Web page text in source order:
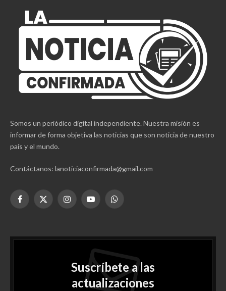
Somos un periódico digital independiente. Nuestra misión es
informar de forma objetiva las noticias que son noticia de nuestro
país y el mundo.
Contáctanos: lanoticiaconfirmada@gmail.com
Facebook
X
InstagramYouTubeWhatsApp
Suscríbete a las
actualizaciones